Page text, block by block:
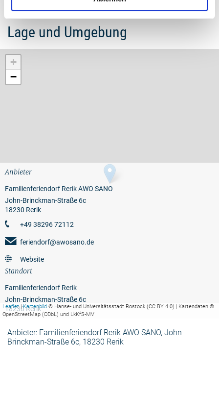
Lage und Umgebung
+
−
Leaflet|Kartenbild © Hanse- und Universitätsstadt Rostock (CC BY 4.0) | Kartendaten ©
OpenStreetMap (ODbL) und LkKfS-MV
Anbieter
Familienferiendorf Rerik AWO SANO
John-Brinckman-Straße 6c
18230 Rerik
+49 38296 72112
feriendorf@awosano.de
Website
Standort
Familienferiendorf Rerik
John-Brinckman-Straße 6c
18230 Rerik
Anbieter: Familienferiendorf Rerik AWO SANO, John-
Brinckman-Straße 6c, 18230 Rerik